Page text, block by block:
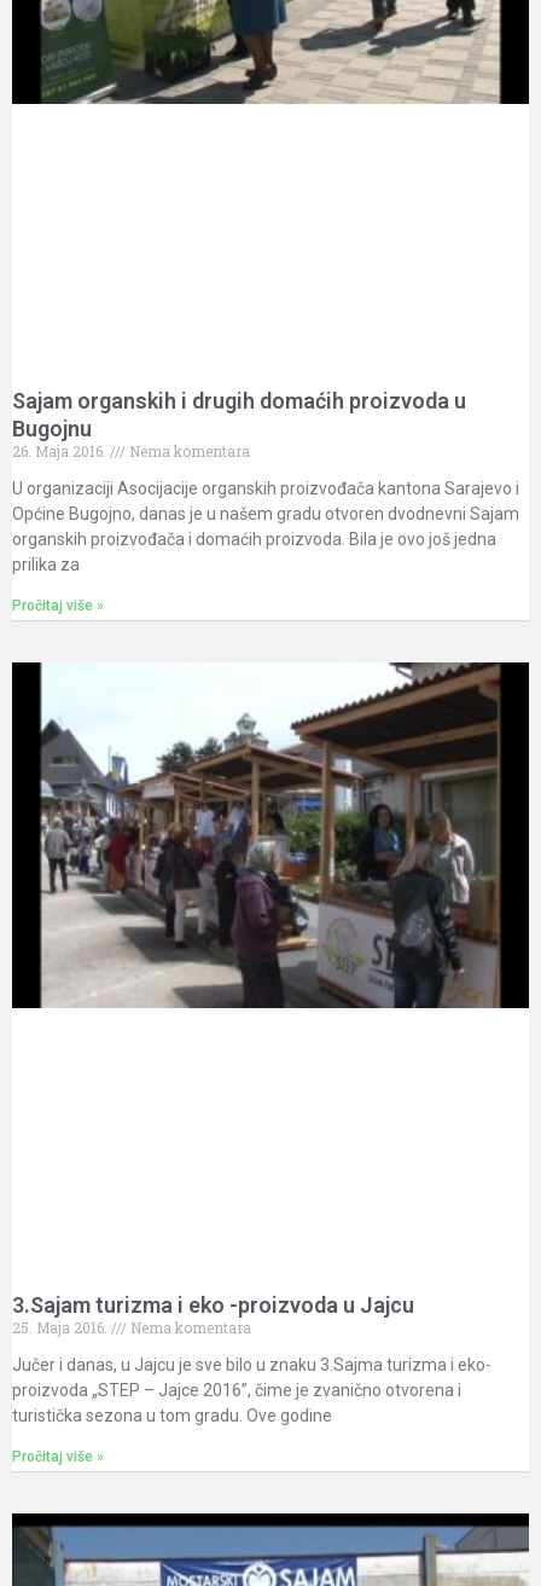
Sajam organskih i drugih domaćih proizvoda u
Bugojnu
26. Maja 2016.
Nema komentara
U organizaciji Asocijacije organskih proizvođača kantona Sarajevo i
Općine Bugojno, danas je u našem gradu otvoren dvodnevni Sajam
organskih proizvođača i domaćih proizvoda. Bila je ovo još jedna
prilika za
Pročitaj više »
3.Sajam turizma i eko -proizvoda u Jajcu
25. Maja 2016.
Nema komentara
Jučer i danas, u Jajcu je sve bilo u znaku 3.Sajma turizma i eko-
proizvoda „STEP – Jajce 2016”, čime je zvanično otvorena i
turistička sezona u tom gradu. Ove godine
Pročitaj više »